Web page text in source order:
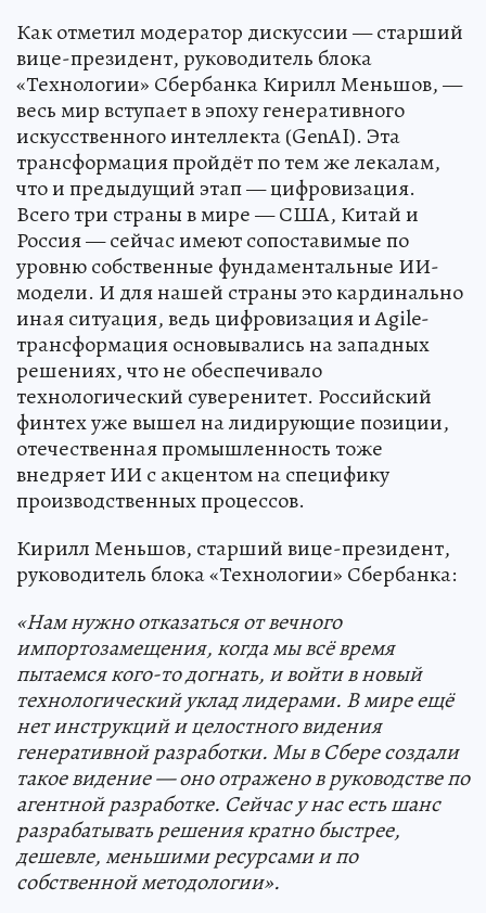
Как отметил модератор дискуссии — старший
вице-президент, руководитель блока
«Технологии» Сбербанка Кирилл Меньшов, —
весь мир вступает в эпоху генеративного
искусственного интеллекта (GenAI). Эта
трансформация пройдёт по тем же лекалам,
что и предыдущий этап — цифровизация.
Всего три страны в мире — США, Китай и
Россия — сейчас имеют сопоставимые по
уровню собственные фундаментальные ИИ-
модели. И для нашей страны это кардинально
иная ситуация, ведь цифровизация и Agile-
трансформация основывались на западных
решениях, что не обеспечивало
технологический суверенитет. Российский
финтех уже вышел на лидирующие позиции,
отечественная промышленность тоже
внедряет ИИ с акцентом на специфику
производственных процессов.
Кирилл Меньшов, старший вице-президент,
руководитель блока «Технологии» Сбербанка:
«Нам нужно отказаться от вечного
импортозамещения, когда мы всё время
пытаемся кого-то догнать, и войти в новый
технологический уклад лидерами. В мире ещё
нет инструкций и целостного видения
генеративной разработки. Мы в Сбере создали
такое видение — оно отражено в руководстве по
агентной разработке. Сейчас у нас есть шанс
разрабатывать решения кратно быстрее,
дешевле, меньшими ресурсами и по
собственной методологии».